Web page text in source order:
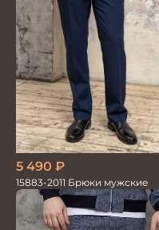
5 490 ₽
15883-2011 Брюки мужские